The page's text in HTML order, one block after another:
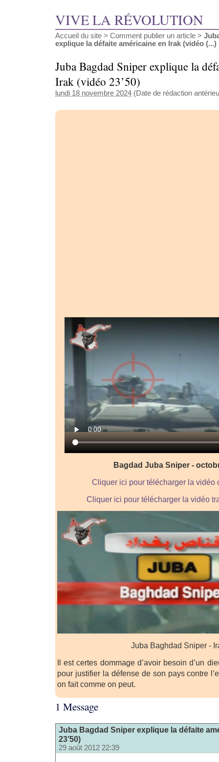
VIVE LA RÉVOLUTION
Accueil du site > Comment publier un article >
explique la défaite américaine en Irak (vidéo (...)
Juba Bagdad Sniper explique la
Irak (vidéo 23’50)
lundi 18 novembre 2024 (Date de rédaction
Bagdad Juba Sniper -
Cliquer ici pour télécharger la vidéo
Cliquer ici pour télécharger la vidéo
Juba Baghdad Sniper -
Il est certes dommage d’avoir besoin d’un
pour justifier la défense de son pays contre
on fait comme on peut.
1 Message
Juba Bagdad Sniper explique la défaite
23’50)
29 août 2012 22:39